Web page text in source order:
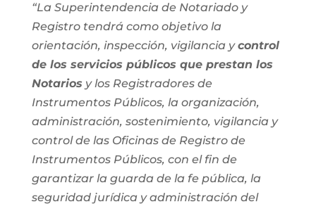
“La Superintendencia de Notariado y
Registro tendrá como objetivo la
orientación, inspección, vigilancia ycontrol
de los servicios públicos que prestan los
Notarios y los Registradores de
Instrumentos Públicos, la organización,
administración, sostenimiento, vigilancia y
control de las Oficinas de Registro de
Instrumentos Públicos, con el fin de
garantizar la guarda de la fe pública, la
seguridad jurídica y administración del